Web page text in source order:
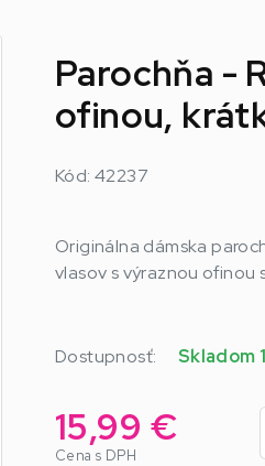
Parochňa -
ofinou,
Kód: 42237
Originálna dámska
vlasov s výraznou ofinou
Dostupnosť: Skladom
15,99 €
Cena s DPH